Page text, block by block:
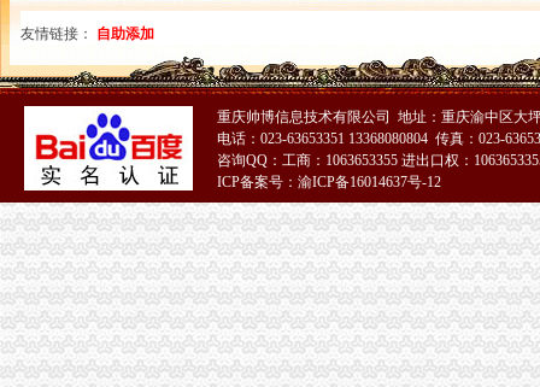
市重庆分公司注册工商局迅速落实鸿举同志指示精加建设领域信用体系建设
南岸局举办听证会做好“三个结合”重庆发票申请促进工商转型
市重庆分公司注册局召开国有企业商标品牌建设座谈会
市重庆代理记账局召开民营企业商标品牌建设座谈会
经开区登记科被授予重庆市2007年度“青年文明号”重庆代账公司
市重庆发票申请局迅速落实鸿举市长关于建设领域腐倡廉工作电视电话会议讲
渝北局三条措施贯彻全市重庆发票申请工商局长会议精
黔江局三措施贯彻全市重庆财务公司工商局长座谈会精
荣昌局采取五项措施贯彻落实全市重庆代理记账工商局长座谈会精
潼南局三项措施贯彻落实全市重庆发票申请工商局长座谈会议精
石柱局三项举措贯彻落实全市重庆进出口权工商局长座谈会议精
巫溪局从六个方面迅速达全市重庆财务公司工商局长座谈会议精
云局突出“三好”重庆分公司注册及时贯彻全市工商行政管理局长座谈会精
铜梁局认真贯彻落实全市重庆进出口权工商行政管理局长座谈会议
南岸局“转变三大观念、实现三个推进”重庆分公司注册贯彻全市工商局长座谈会
友情链接： 自助添加
重庆帅博信息技术有限公司 地址：重庆渝中区大
电话：023-63653351 13368080804 传真：023-
咨询QQ：工商：1063653355 进出口权：
ICP备案号：渝ICP备16014637号-12